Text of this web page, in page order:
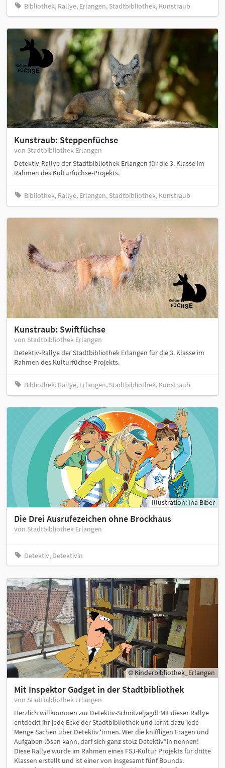
Bibliothek, Rallye, Erlangen, Stadtbibliothek, Kunstraub
Kunstraub: Steppenfüchse
von Stadtbibliothek Erlangen
Detektiv-Rallye der Stadtbibliothek Erlangen für die 3. Klasse im
Rahmen des Kulturfüchse-Projekts.
Bibliothek, Rallye, Erlangen, Stadtbibliothek, Kunstraub
Kunstraub: Swiftfüchse
von Stadtbibliothek Erlangen
Detektiv-Rallye der Stadtbibliothek Erlangen für die 3. Klasse im
Rahmen des Kulturfüchse-Projekts.
Bibliothek, Rallye, Erlangen, Stadtbibliothek, Kunstraub
Illustration: Ina Biber
Die Drei Ausrufezeichen ohne Brockhaus
von Stadtbibliothek Erlangen
Detektiv, Detektivin
© Kinderbibliothek_Erlangen
Mit Inspektor Gadget in der Stadtbibliothek
von Stadtbibliothek Erlangen
Herzlich willkommen zur Detektiv-Schnitzeljagd! Mit dieser Rallye
entdeckt ihr jede Ecke der Stadtbibliothek und lernt dazu jede
Menge Sachen über Detektiv*innen. Wer die kniffligen Fragen und
Aufgaben lösen kann, darf sich ganz stolz Detektiv*in nennen!
Diese Rallye wurde im Rahmen eines FSJ-Kultur Projekts für dritte
Klassen erstellt und ist einer von insgesamt fünf Bounds.